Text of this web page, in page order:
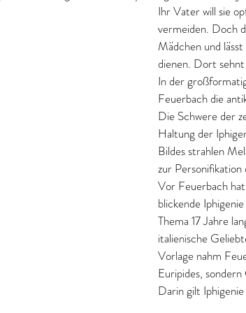
Ihr Vater will sie
vermeiden. Doch
Mädchen und
dienen. Dort
In der
Feuerbach die
Die Schwere der
Haltung der
Bildes strahlen
zur
Vor Feuerbach
blickende
Thema 17 Jahre
italienische
Vorlage nahm
Euripides,
Darin gilt Iphigenie